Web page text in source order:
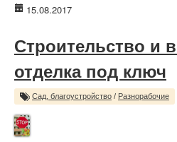
15.08.2017
Строительство и
отделка под ключ
Сад, благоустройство / Разнорабочие